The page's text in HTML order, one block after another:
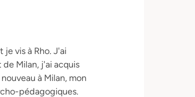
je vis à Rho. J'ai
Milan, j'ai acquis
à Milan, mon
pédagogiques.